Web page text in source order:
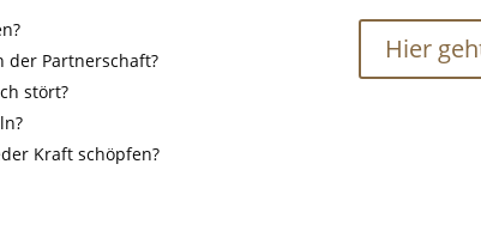
der Partnerschaft?
stört?
Kraft schöpfen?
Hier